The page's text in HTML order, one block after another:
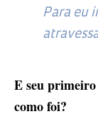
Para eu
E seu
como foi?